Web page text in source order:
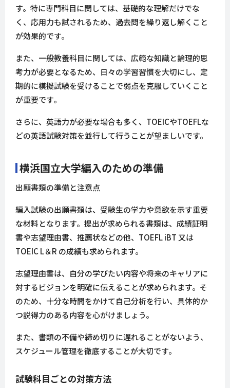
す。特に専門科目に関しては、基礎的な理解だけでな
く、応用力も試されるため、過去問を繰り返し解くこと
が効果的です。
また、一般教養科目に関しては、広範な知識と論理的思
考力が必要となるため、日々の学習習慣を大切にし、定
期的に模擬試験を受けることで弱点を克服していくこと
が重要です。
さらに、英語力が必要な場合も多く、TOEICやTOEFLな
どの英語試験対策を並行して行うことが望ましいです。
横浜国立大学編入のための準備
出願書類の準備と注意点
編入試験の出願書類は、受験生の学力や意欲を示す重要
な材料となります。提出が求められる書類は、成績証明
書や志望理由書、推薦状などの他、TOEFL iBT 又は
TOEIC L＆R の成績も求められます。
志望理由書は、自分の学びたい内容や将来のキャリアに
対するビジョンを明確に伝えることが求められます。そ
のため、十分な時間をかけて自己分析を行い、具体的か
つ説得力のある内容を心がけましょう。
また、書類の不備や締め切りに遅れることがないよう、
スケジュール管理を徹底することが大切です。
試験科目ごとの対策方法